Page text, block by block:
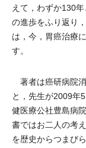
えて，わずか130
の進歩をふり返り
は，今，胃癌治療
す。
著者は癌研病院
と，先生が2009年
健医療公社豊島病
書ではお二人の考
を歴史からつまび